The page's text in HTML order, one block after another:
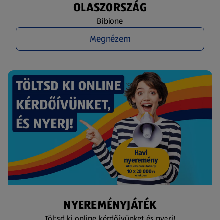
OLASZORSZÁG
Bibione
Megnézem
NYEREMÉNYJÁTÉK